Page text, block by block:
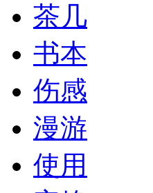
茶几
书本
伤感
漫游
使用